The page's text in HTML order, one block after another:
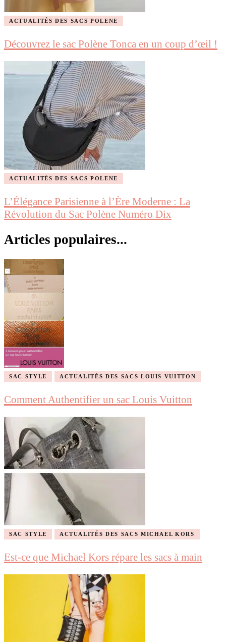
ACTUALITÉS DES SACS POLENE
Découvrez le sac Polène Tonca en un coup d’œil !
ACTUALITÉS DES SACS POLENE
L’Élégance Parisienne à l’Ère Moderne : La
Révolution du Sac Polène Numéro Dix
Articles populaires...
SAC STYLE ACTUALITÉS DES SACS LOUIS VUITTON
Comment Authentifier un sac Louis Vuitton
SAC STYLE ACTUALITÉS DES SACS MICHAEL KORS
Est-ce que Michael Kors répare les sacs à main